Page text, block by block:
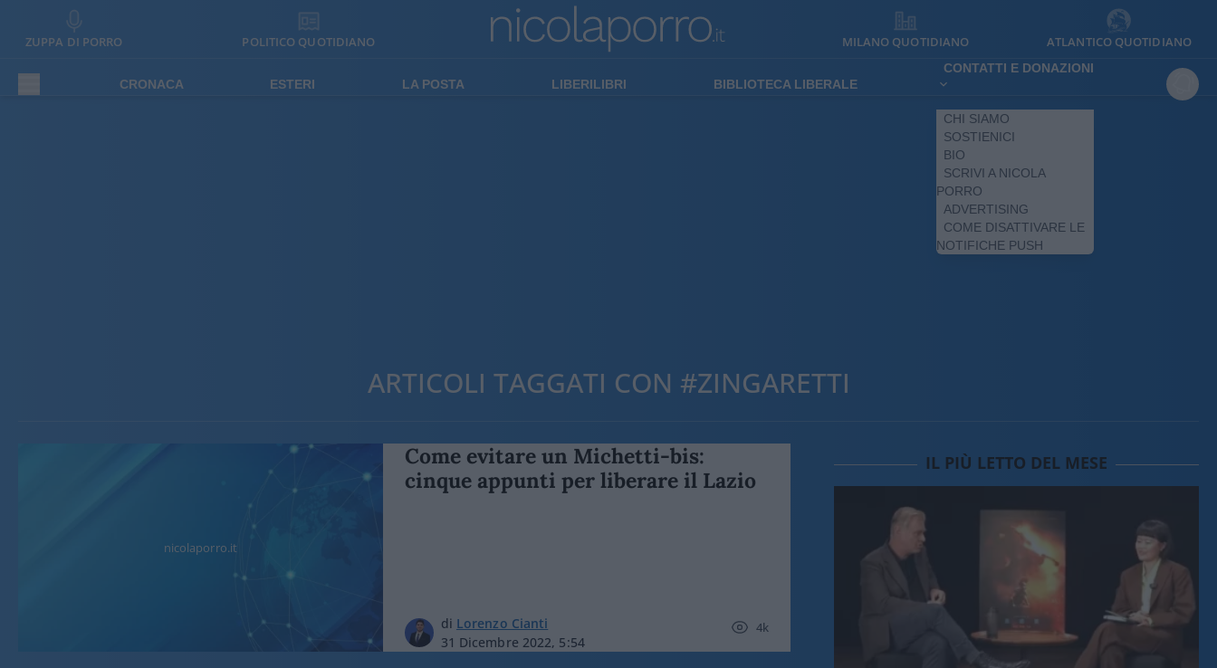
ZUPPA DI PORRO POLITICO QUOTIDIANO MILANO QUOTIDIANO ATLANTICO QUOTIDIANO
CRONACA ESTERI LA POSTA LIBERILIBRI BIBLIOTECA LIBERALE
CONTATTI E DONAZIONI
CHI SIAMO
SOSTIENICI
BIO
SCRIVI A NICOLA
PORRO
ADVERTISING
COME DISATTIVARE LE
NOTIFICHE PUSH
ARTICOLI TAGGATI CON #ZINGARETTI
nicolaporro.it
Come evitare un Michetti-bis:
cinque appunti per liberare il Lazio
di Lorenzo Cianti
31 Dicembre 2022, 5:54
4k
IL PIÙ LETTO DEL MESE